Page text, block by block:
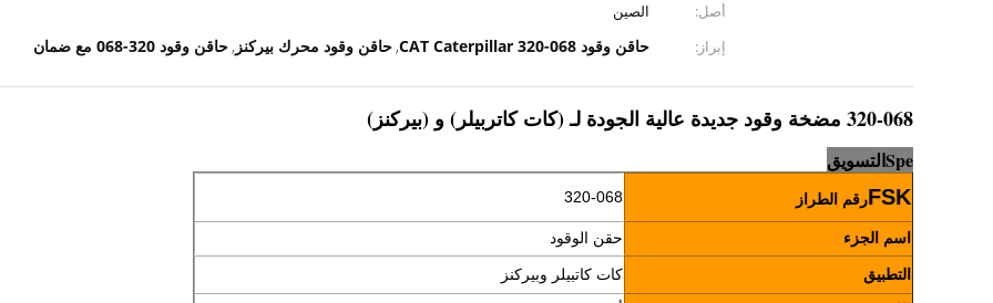
أصل:
الصين
إبراز:
حاقن وقود CAT Caterpillar 320-068 , حاقن وقود محرك بيركنز , حاقن وقود 320-068 مع ضمان
320-068 مضخة وقود جديدة عالية الجودة لـ (كات كاتربيلر) و (بيركنز)
Spe التسويق
FSKرقم الطراز 320-068
اسم الجزء حقن الوقود
التطبيق
كات كاتبيلر وبيركنز